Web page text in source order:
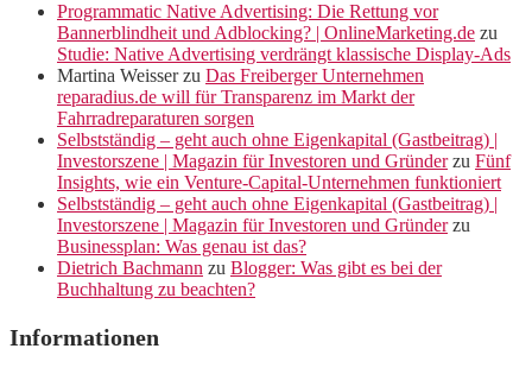
Programmatic Native Advertising: Die Rettung vor
Bannerblindheit und Adblocking? | OnlineMarketing.de zu
Studie: Native Advertising verdrängt klassische Display-Ads
Martina Weisserzu Das Freiberger Unternehmen
reparadius.de will für Transparenz im Markt der
Fahrradreparaturen sorgen
Selbstständig – geht auch ohne Eigenkapital (Gastbeitrag) |
Investorszene | Magazin für Investoren und Gründerzu Fünf
Insights, wie ein Venture-Capital-Unternehmen funktioniert
Selbstständig – geht auch ohne Eigenkapital (Gastbeitrag) |
Investorszene | Magazin für Investoren und Gründerzu
Businessplan: Was genau ist das?
Dietrich Bachmann zu Blogger: Was gibt es bei der
Buchhaltung zu beachten?
Informationen